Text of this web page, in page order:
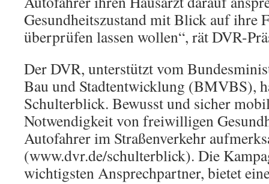
Gesundheitszustand mit Blick auf ihre
überprüfen lassen wollen“, rät DVR-
Der DVR, unterstützt vom
Bau und Stadtentwicklung (BMVBS),
Schulterblick. Bewusst und sicher
Notwendigkeit von freiwilligen
Autofahrer im Straßenverkehr
(www.dvr.de/schulterblick). Die
wichtigsten Ansprechpartner, bietet